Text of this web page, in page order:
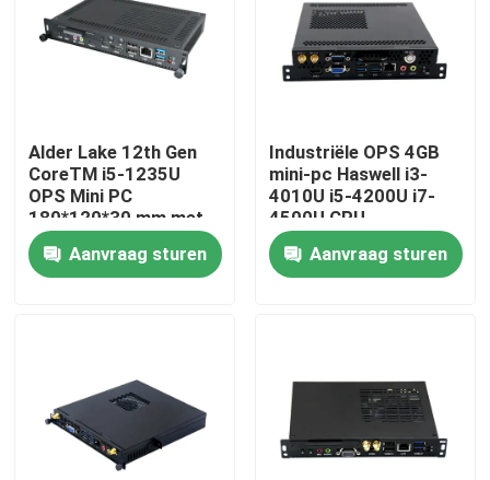
Thuis
Fabrieksreis
Alder Lake 12th Gen
CoreTM i5-1235U
OPS Mini PC
180*120*30 mm met
TYPE C-
ondersteuning 4k
display voor school
Aanvraag sturen
Industriële OPS 4GB
mini-pc Haswell i3-
4010U i5-4200U i7-
4500U CPU
Aanvraag sturen